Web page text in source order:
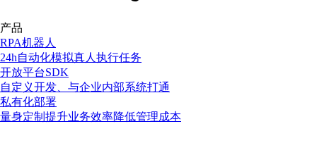
产品
RPA机器人
24h自动化模拟真人执行任务
开放平台SDK
自定义开发、与企业内部系统打通
私有化部署
量身定制提升业务效率降低管理成本